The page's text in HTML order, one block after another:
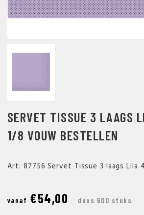
SERVET TISSUE 3 LAAGS
1/8 VOUW BESTELLEN
Art: 87756 Servet Tissue 3 laags Lila
vanaf €54,00 doos 600 stuks